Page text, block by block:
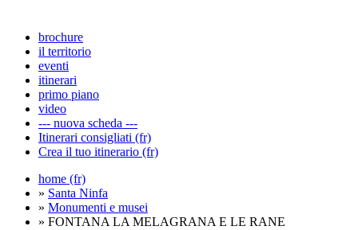
brochure
il territorio
eventi
itinerari
primo piano
video
--- nuova scheda ---
Itinerari consigliati (fr)
Crea il tuo itinerario (fr)
home (fr)
» Santa Ninfa
» Monumenti e musei
» FONTANA LA MELAGRANA E LE RANE